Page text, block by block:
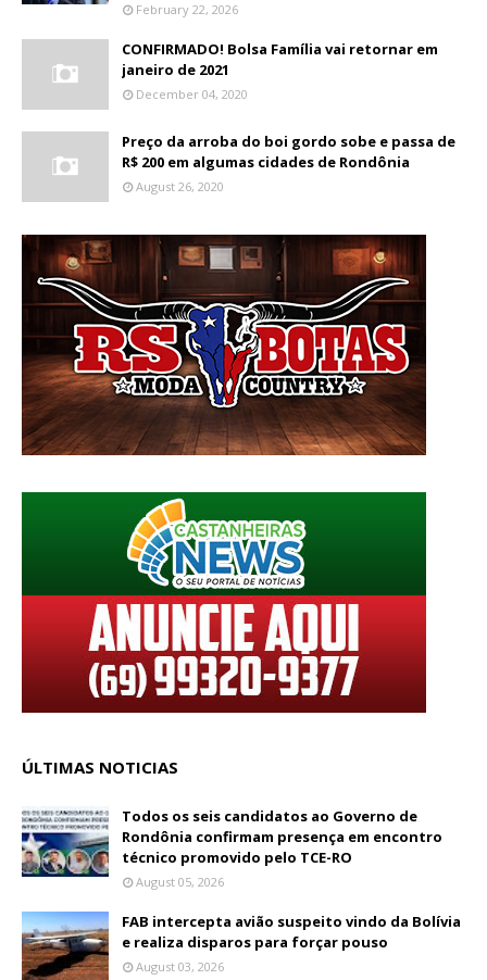
February 22, 2026
CONFIRMADO! Bolsa Família vai retornar em
janeiro de 2021
December 04, 2020
Preço da arroba do boi gordo sobe e passa de
R$ 200 em algumas cidades de Rondônia
August 26, 2020
ÚLTIMAS NOTICIAS
Todos os seis candidatos ao Governo de
Rondônia confirmam presença em encontro
técnico promovido pelo TCE-RO
August 05, 2026
FAB intercepta avião suspeito vindo da Bolívia
e realiza disparos para forçar pouso
August 03, 2026